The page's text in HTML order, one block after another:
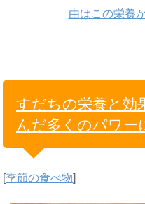
由はこの栄養
すだちの栄養と効
んだ多くのパワー
[季節の食べ物]